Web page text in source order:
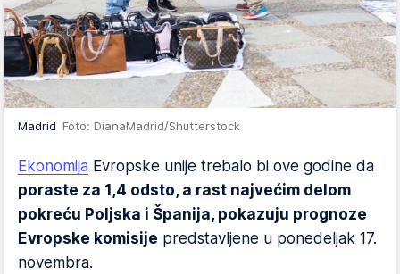
Madrid Foto: DianaMadrid/Shutterstock
Ekonomija Evropske unije trebalo bi ove godine da
poraste za 1,4 odsto, a rast najvećim delom
pokreću Poljska i Španija, pokazuju prognoze
Evropske komisije predstavljene u ponedeljak 17.
novembra.